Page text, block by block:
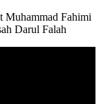
Muhammad Fahimi
Darul Falah